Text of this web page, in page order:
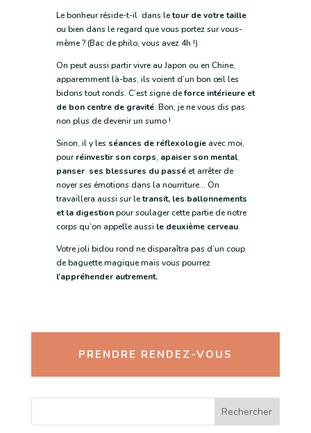
Le bonheur réside-t-il dans letour de votre taille
ou bien dans le regard que vous portez sur vous-
même ? (Bac de philo, vous avez 4h !)
On peut aussi partir vivre au Japon ou en Chine,
apparemment là-bas, ils voient d’un bon œil les
bidons tout ronds. C’est signe deforce intérieure et
de bon centre de gravité. Bon, je ne vous dis pas
non plus de devenir un sumo !
Sinon, il y les séances de réflexologieavec moi,
pourréinvestir son corps, apaiser son mental,
panser ses blessures du passéet arrêter de
noyer ses émotions dans la nourriture… On
travaillera aussi sur letransit, les ballonnements
et la digestionpour soulager cette partie de notre
corps qu’on appelle aussi le deuxième cerveau.
Votre joli bidou rond ne disparaîtra pas d’un coup
de baguette magique mais vous pourrez
l’appréhender autrement.
PRENDRE RENDEZ-VOUS
Rechercher